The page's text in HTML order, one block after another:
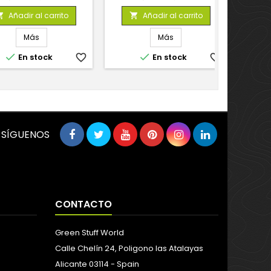
base
Añadir al carrito
Más
 En stock favorite_border
base
 Añadir al carrito
Más
 En stock favorite_border
SÍGUENOS
CONTACTO
Green Stuff World
Calle Chelín 24, Poligono las Atalayas
Alicante 03114 - Spain